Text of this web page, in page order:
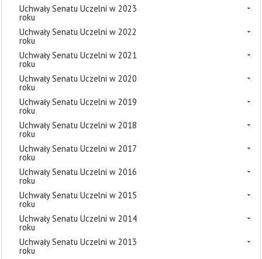
Uchwały Senatu Uczelni w 2023
roku
Uchwały Senatu Uczelni w 2022
roku
Uchwały Senatu Uczelni w 2021
roku
Uchwały Senatu Uczelni w 2020
roku
Uchwały Senatu Uczelni w 2019
roku
Uchwały Senatu Uczelni w 2018
roku
Uchwały Senatu Uczelni w 2017
roku
Uchwały Senatu Uczelni w 2016
roku
Uchwały Senatu Uczelni w 2015
roku
Uchwały Senatu Uczelni w 2014
roku
Uchwały Senatu Uczelni w 2013
roku